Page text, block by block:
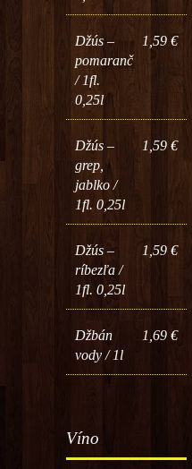
Džús –
pomaranč
/ 1fl.
0,25l
1,59 €
Džús –
grep,
jablko /
1fl. 0,25l
1,59 €
Džús –
ríbezľa /
1fl. 0,25l
1,59 €
Džbán
vody / 1l
1,69 €
Víno